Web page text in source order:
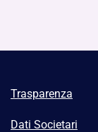
Trasparenza
Dati Societari